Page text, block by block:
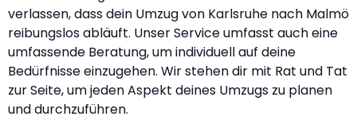
verlassen, dass dein Umzug von Karlsruhe nach Malmö
reibungslos abläuft. Unser Service umfasst auch eine
umfassende Beratung, um individuell auf deine
Bedürfnisse einzugehen. Wir stehen dir mit Rat und Tat
zur Seite, um jeden Aspekt deines Umzugs zu planen
und durchzuführen.